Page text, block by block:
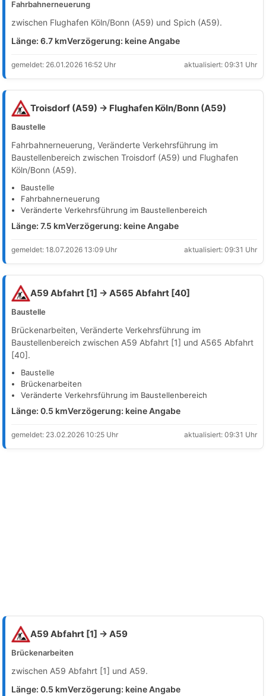
Fahrbahnerneuerung
zwischen Flughafen Köln/Bonn (A59) und Spich (A59).
Länge: 6.7 kmVerzögerung: keine Angabe
gemeldet: 26.01.2026 16:52 Uhr aktualisiert: 09:31 Uhr
Troisdorf (A59) → Flughafen Köln/Bonn (A59)
Baustelle
Fahrbahnerneuerung, Veränderte Verkehrsführung im
Baustellenbereich zwischen Troisdorf (A59) und Flughafen
Köln/Bonn (A59).
Baustelle
Fahrbahnerneuerung
Veränderte Verkehrsführung im Baustellenbereich
Länge: 7.5 kmVerzögerung: keine Angabe
gemeldet: 18.07.2026 13:09 Uhr aktualisiert: 09:31 Uhr
A59 Abfahrt [1] → A565 Abfahrt [40]
Baustelle
Brückenarbeiten, Veränderte Verkehrsführung im
Baustellenbereich zwischen A59 Abfahrt [1] und A565 Abfahrt
[40].
Baustelle
Brückenarbeiten
Veränderte Verkehrsführung im Baustellenbereich
Länge: 0.5 kmVerzögerung: keine Angabe
gemeldet: 23.02.2026 10:25 Uhr aktualisiert: 09:31 Uhr
A59 Abfahrt [1] → A59
Brückenarbeiten
zwischen A59 Abfahrt [1] und A59.
Länge: 0.5 kmVerzögerung: keine Angabe